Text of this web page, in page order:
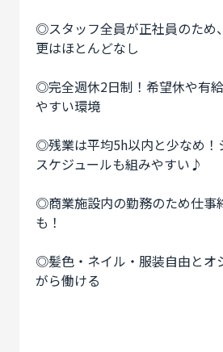
◎スタッフ全員が正社員のため
更はほとんどなし
◎完全週休2日制！希望休や有
やすい環境
◎残業は平均5h以内と少なめ！
スケジュールも組みやすい♪
◎商業施設内の勤務のため仕事
も！
◎髪色・ネイル・服装自由とオ
がら働ける